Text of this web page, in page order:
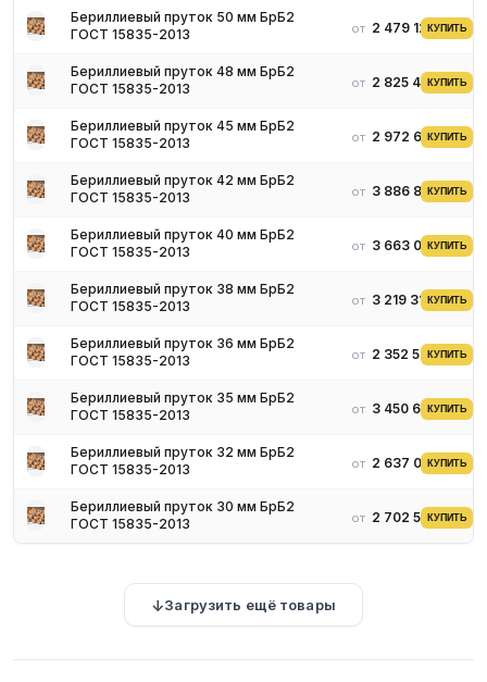
Бериллиевый пруток 50 мм БрБ2
ГОСТ 15835-2013
от 2 479 124 ₽КУПИТЬ
Бериллиевый пруток 48 мм БрБ2
ГОСТ 15835-2013
от 2 825 488 ₽
КУПИТЬ
Бериллиевый пруток 45 мм БрБ2
ГОСТ 15835-2013
от 2 972 661 ₽КУПИТЬ
Бериллиевый пруток 42 мм БрБ2
ГОСТ 15835-2013
от 3 886 890 ₽
КУПИТЬ
Бериллиевый пруток 40 мм БрБ2
ГОСТ 15835-2013
от 3 663 034 ₽
КУПИТЬ
Бериллиевый пруток 38 мм БрБ2
ГОСТ 15835-2013
от 3 219 312 ₽КУПИТЬ
Бериллиевый пруток 36 мм БрБ2
ГОСТ 15835-2013
от 2 352 598 ₽КУПИТЬ
Бериллиевый пруток 35 мм БрБ2
ГОСТ 15835-2013
от 3 450 695 ₽КУПИТЬ
Бериллиевый пруток 32 мм БрБ2
ГОСТ 15835-2013
от 2 637 010 ₽КУПИТЬ
Бериллиевый пруток 30 мм БрБ2
ГОСТ 15835-2013
от 2 702 593 ₽
КУПИТЬ
Загрузить ещё товары